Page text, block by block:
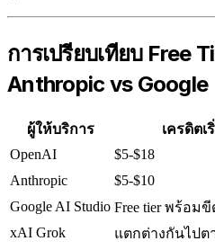
การเปรียบเทียบ Free
Anthropic vs Google
ผู้ให้บริการ เครดิตเ
OpenAI
$5-$18
Anthropic
$5-$10
Google AI Studio Free tier พร้อม
xAI Grok
แตกต่างกันไป